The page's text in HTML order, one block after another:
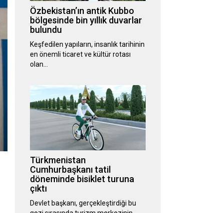
Özbekistan’ın antik Kubbo
bölgesinde bin yıllık duvarlar
bulundu
Keşfedilen yapıların, insanlık tarihinin
en önemli ticaret ve kültür rotası
olan…
Türkmenistan
Cumhurbaşkanı tatil
döneminde bisiklet turuna
çıktı
Devlet başkanı, gerçekleştirdiği bu